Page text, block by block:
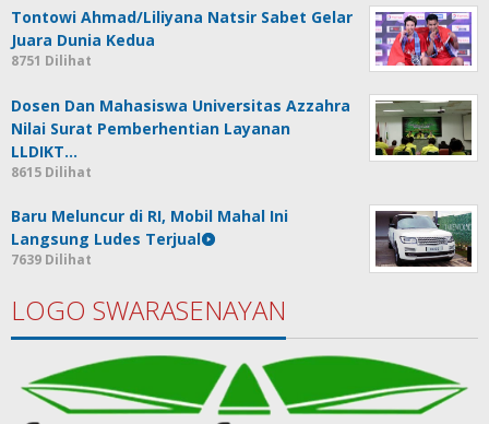
Tontowi Ahmad/Liliyana Natsir Sabet Gelar
Juara Dunia Kedua
8751 Dilihat
Dosen Dan Mahasiswa Universitas Azzahra
Nilai Surat Pemberhentian Layanan
LLDIKT…
8615 Dilihat
Baru Meluncur di RI, Mobil Mahal Ini
Langsung Ludes Terjual
7639 Dilihat
LOGO SWARASENAYAN